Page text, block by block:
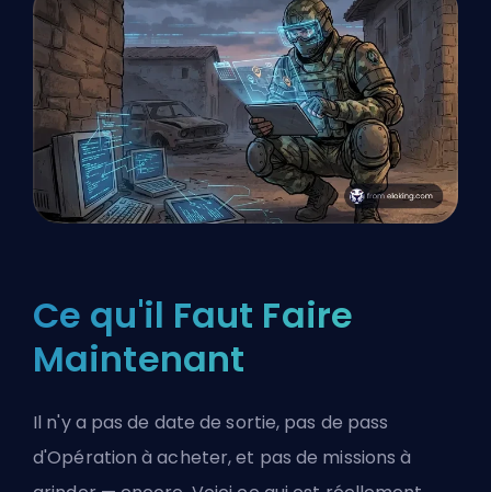
Ce qu'il Faut Faire
Maintenant
Il n'y a pas de date de sortie, pas de pass
d'Opération à acheter, et pas de missions à